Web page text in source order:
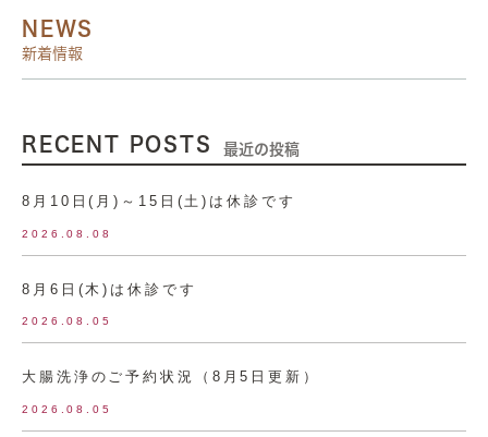
NEWS
新着情報
RECENT POSTS 最近の投稿
8月10日(月)～15日(土)は休診です
2026.08.08
8月6日(木)は休診です
2026.08.05
大腸洗浄のご予約状況（8月5日更新）
2026.08.05